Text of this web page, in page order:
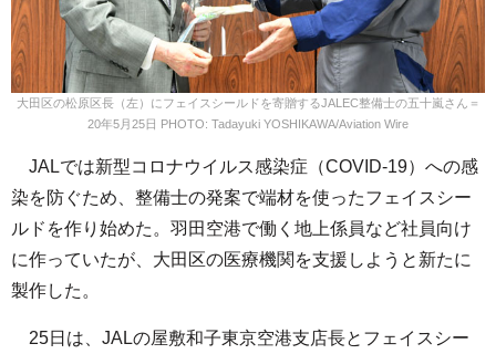
大田区の松原区長（左）にフェイスシールドを寄贈するJALEC整備士の五十嵐さん＝
20年5月25日 PHOTO: Tadayuki YOSHIKAWA/Aviation Wire
JALでは新型コロナウイルス感染症（COVID-19）への感
染を防ぐため、整備士の発案で端材を使ったフェイスシー
ルドを作り始めた。羽田空港で働く地上係員など社員向け
に作っていたが、大田区の医療機関を支援しようと新たに
製作した。
25日は、JALの屋敷和子東京空港支店長とフェイスシー